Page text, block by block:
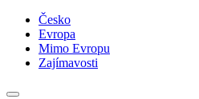
Česko
Evropa
Mimo Evropu
Zajímavosti